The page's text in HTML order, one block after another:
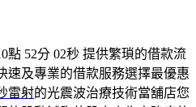
點 52分 02秒 提供繁瑣的借款流
速及專業的借款服務選擇最優惠
雷射的光震波治療技術當舖店您